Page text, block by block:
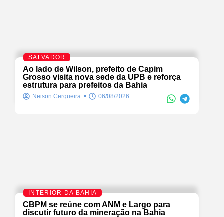
SALVADOR
Ao lado de Wilson, prefeito de Capim
Grosso visita nova sede da UPB e reforça
estrutura para prefeitos da Bahia
Neison Cerqueira 06/08/2026
INTERIOR DA BAHIA
CBPM se reúne com ANM e Largo para
discutir futuro da mineração na Bahia